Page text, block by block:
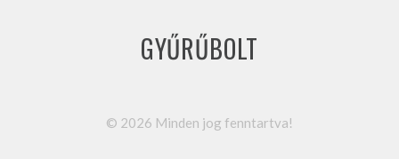
GYŰRŰBOLT
© 2026 Minden jog fenntartva!